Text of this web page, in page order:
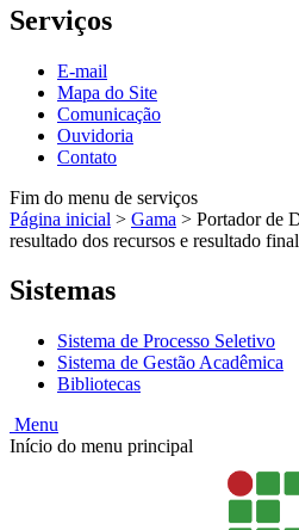
Serviços
E-mail
Mapa do Site
Comunicação
Ouvidoria
Contato
Fim do menu de serviços
Página inicial > Gama > Portador de
resultado dos recursos e resultado final
Sistemas
Sistema de Processo Seletivo
Sistema de Gestão Acadêmica
Bibliotecas
Menu
Início do menu principal